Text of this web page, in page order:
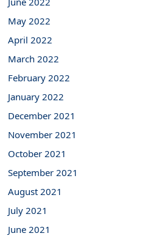
May 2022
April 2022
March 2022
February 2022
January 2022
December 2021
November 2021
October 2021
September 2021
August 2021
July 2021
June 2021